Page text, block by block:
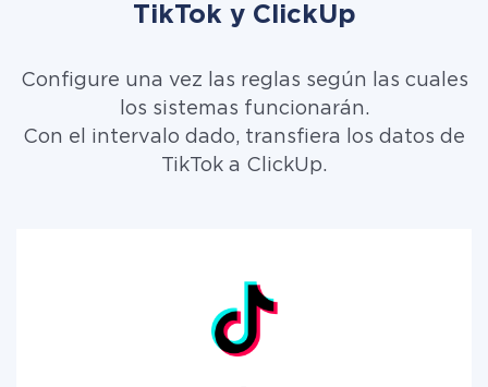
TikTok y ClickUp
Configure una vez las reglas según las cuales
los sistemas funcionarán.
Con el intervalo dado, transfiera los datos de
TikTok a ClickUp.